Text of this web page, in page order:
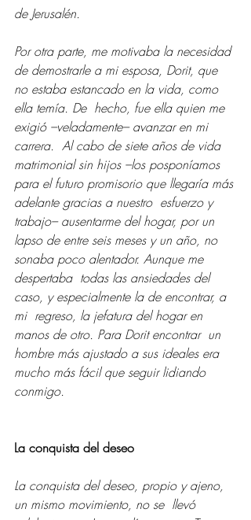
de Jerusalén.
Por otra parte, me motivaba la necesidad
de demostrarle a mi esposa, Dorit, que
no estaba estancado en la vida, como
ella temía. De  hecho, fue ella quien me
exigió –veladamente– avanzar en mi
carrera.  Al cabo de siete años de vida
matrimonial sin hijos –los posponíamos
para el futuro promisorio que llegaría más
adelante gracias a nuestro  esfuerzo y
trabajo– ausentarme del hogar, por un
lapso de entre seis meses y un año, no
sonaba poco alentador. Aunque me
despertaba  todas las ansiedades del
caso, y especialmente la de encontrar, a
mi  regreso, la jefatura del hogar en
manos de otro. Para Dorit encontrar  un
hombre más ajustado a sus ideales era
mucho más fácil que seguir lidiando
conmigo.
La conquista del deseo
La conquista del deseo, propio y ajeno,
un mismo movimiento, no se  llevó